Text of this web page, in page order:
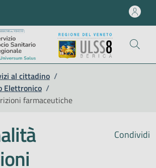
al cittadino /
Elettronico /
farmaceutiche
Condividi